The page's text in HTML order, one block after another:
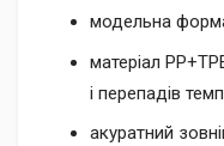
модельна
матеріал
і перепадів
акуратний